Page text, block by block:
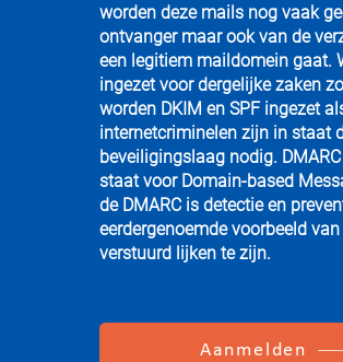
worden deze mails nog vaak
ontvanger maar ook van de
een legitiem maildomein gaat.
ingezet voor dergelijke zaken
worden DKIM en SPF ingezet
internetcriminelen zijn in staat
beveiligingslaag nodig.
staat voor Domain-based
de DMARC is detectie en
eerdergenoemde voorbeeld
verstuurd lijken te zijn.
Aanmelden